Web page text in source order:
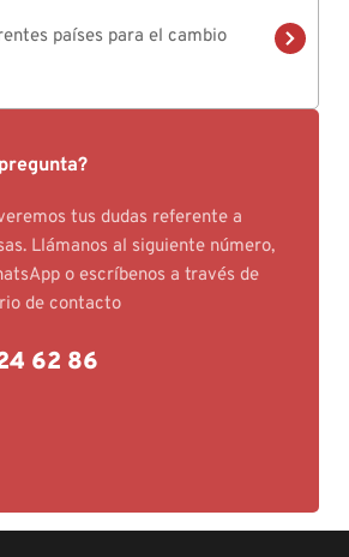
países para el cambio
tus dudas referente a
Llámanos al siguiente número,
o escríbenos a través de
de contacto
62 86